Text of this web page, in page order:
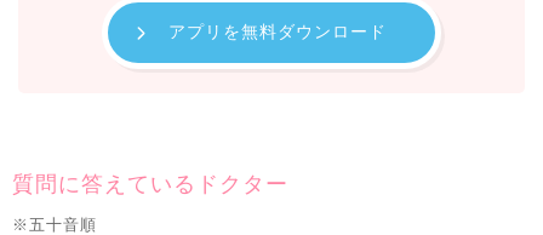
アプリを無料ダウンロード
質問に答えているドクター
※五十音順